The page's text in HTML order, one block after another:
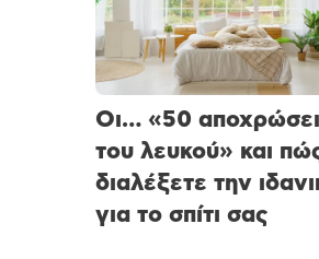
Οι… «50
του λευκού» και
διαλέξετε την
για το σπίτι σας